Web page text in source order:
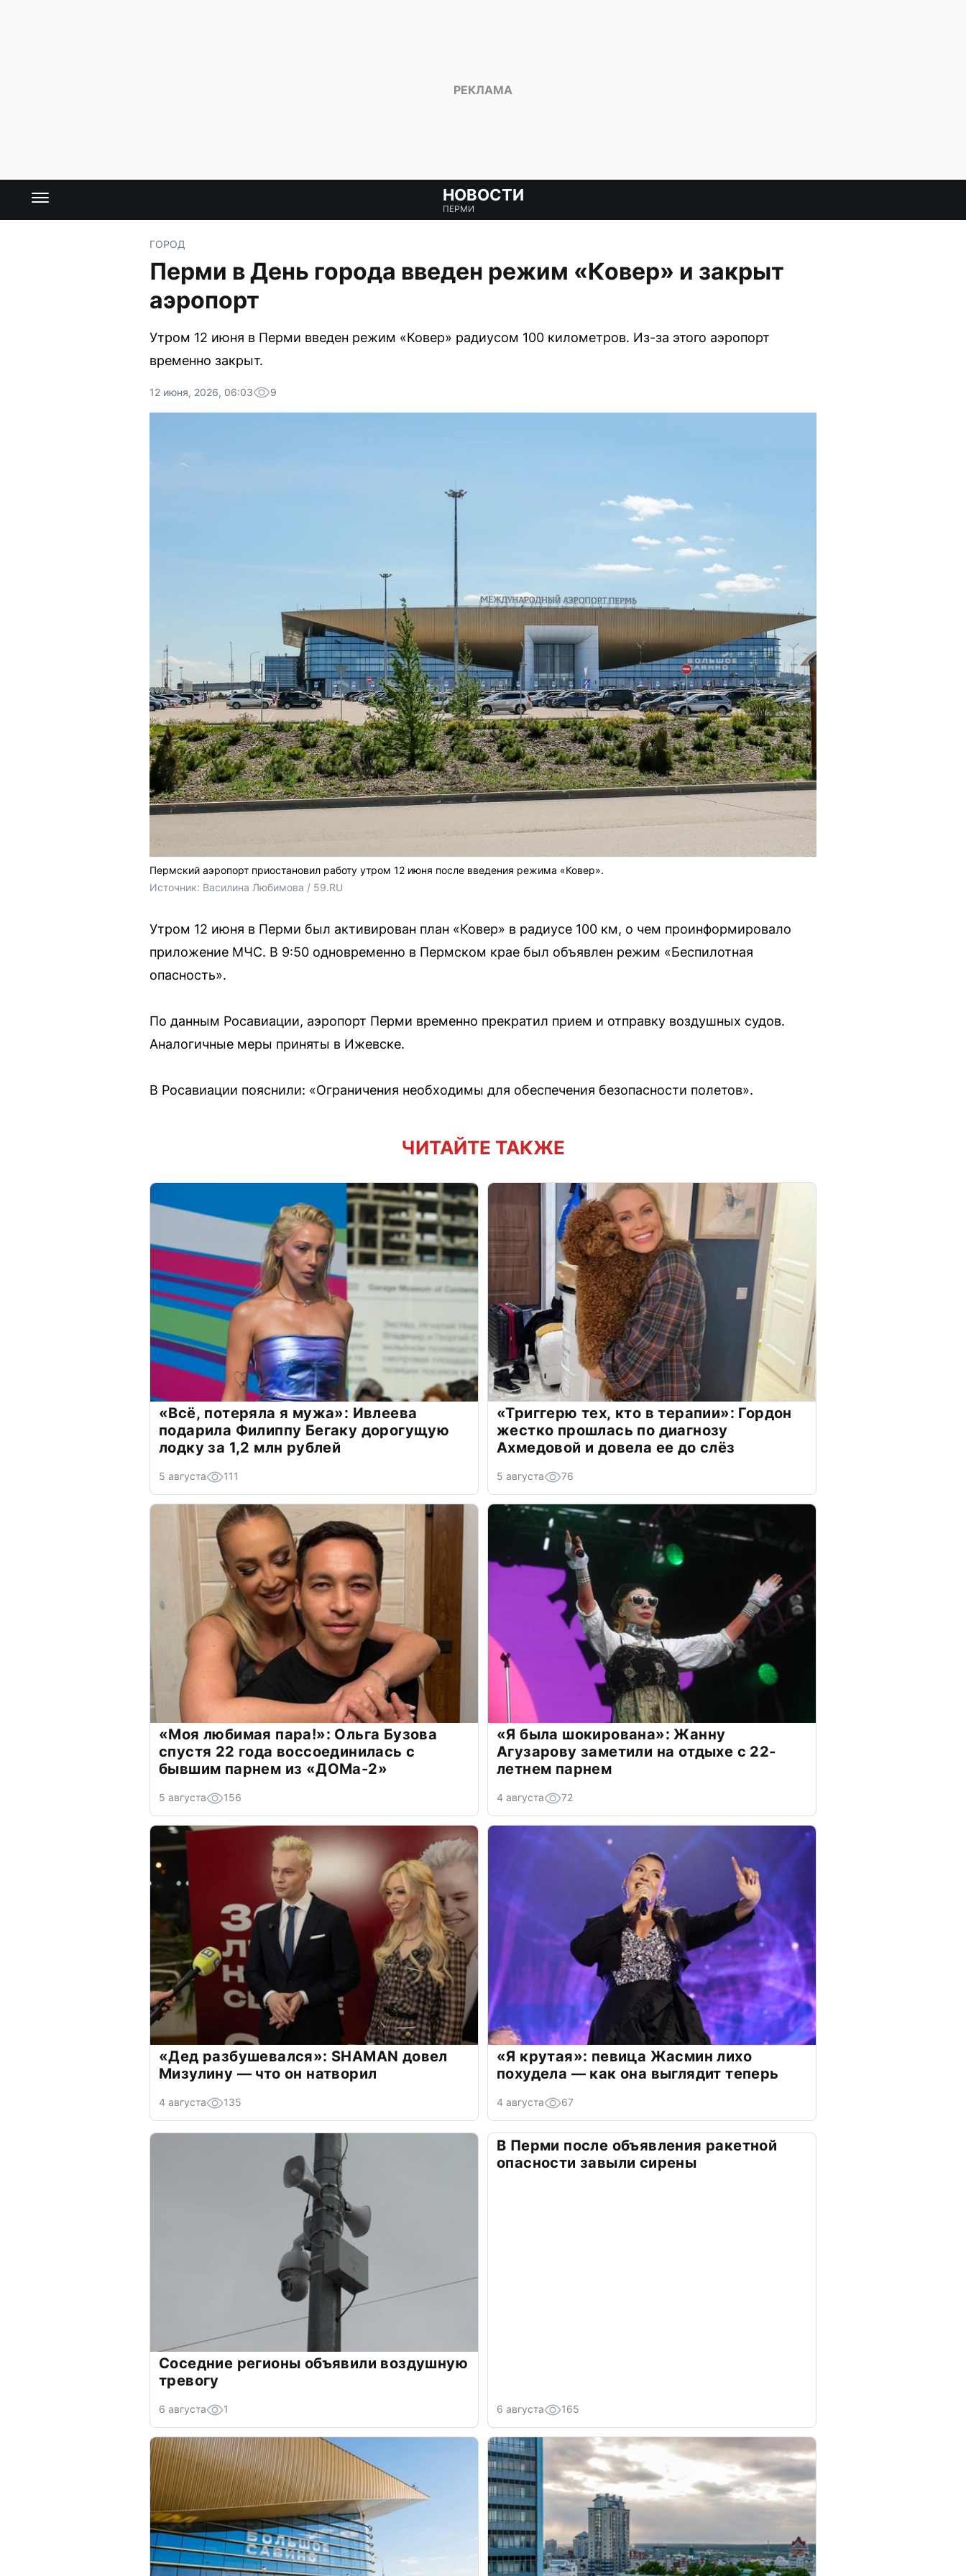
НОВОСТИ
ПЕРМИ
ГОРОД
Перми в День города введен режим «Ковер» и закрыт
аэропорт
Утром 12 июня в Перми введен режим «Ковер» радиусом 100 километров. Из-за этого аэропорт
временно закрыт.
12 июня, 2026, 06:03 9
Пермский аэропорт приостановил работу утром 12 июня после введения режима «Ковер».
Источник: Василина Любимова / 59.RU
Утром 12 июня в Перми был активирован план «Ковер» в радиусе 100 км, о чем проинформировало
приложение МЧС. В 9:50 одновременно в Пермском крае был объявлен режим «Беспилотная
опасность».
По данным Росавиации, аэропорт Перми временно прекратил прием и отправку воздушных судов.
Аналогичные меры приняты в Ижевске.
В Росавиации пояснили: «Ограничения необходимы для обеспечения безопасности полетов».
ЧИТАЙТЕ ТАКЖЕ
«Всё, потеряла я мужа»: Ивлеева
подарила Филиппу Бегаку дорогущую
лодку за 1,2 млн рублей
5 августа 111
«Триггерю тех, кто в терапии»: Гордон
жестко прошлась по диагнозу
Ахмедовой и довела ее до слёз
5 августа 76
«Моя любимая пара!»: Ольга Бузова
спустя 22 года воссоединилась с
бывшим парнем из «ДОМа-2»
5 августа 156
«Я была шокирована»: Жанну
Агузарову заметили на отдыхе с 22-
летнем парнем
4 августа 72
«Дед разбушевался»: SHAMAN довел
Мизулину — что он натворил
4 августа 135
«Я крутая»: певица Жасмин лихо
похудела — как она выглядит теперь
4 августа 67
Соседние регионы объявили воздушную
тревогу
6 августа 1
В Перми после объявления ракетной
опасности завыли сирены
6 августа 165